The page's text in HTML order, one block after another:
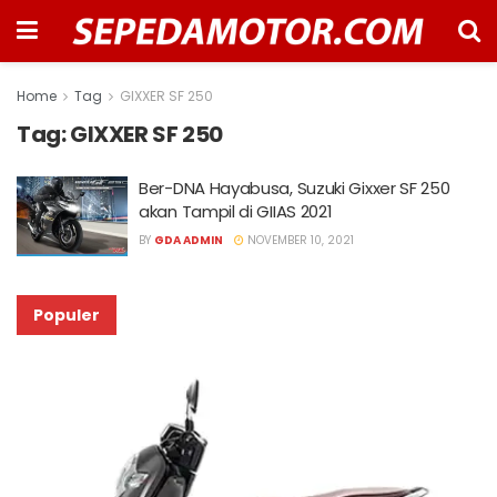
Home Tag GIXXER SF 250
Tag:GIXXER SF 250
Ber-DNA Hayabusa, Suzuki Gixxer SF 250
akan Tampil di GIIAS 2021
BY GDA ADMIN NOVEMBER 10, 2021
Populer